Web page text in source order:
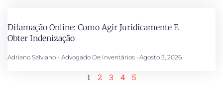
Difamação Online: Como Agir Juridicamente E
Obter Indenização
Adriano Salviano - Advogado De Inventários Agosto 3, 2026
1 2 3 4 5